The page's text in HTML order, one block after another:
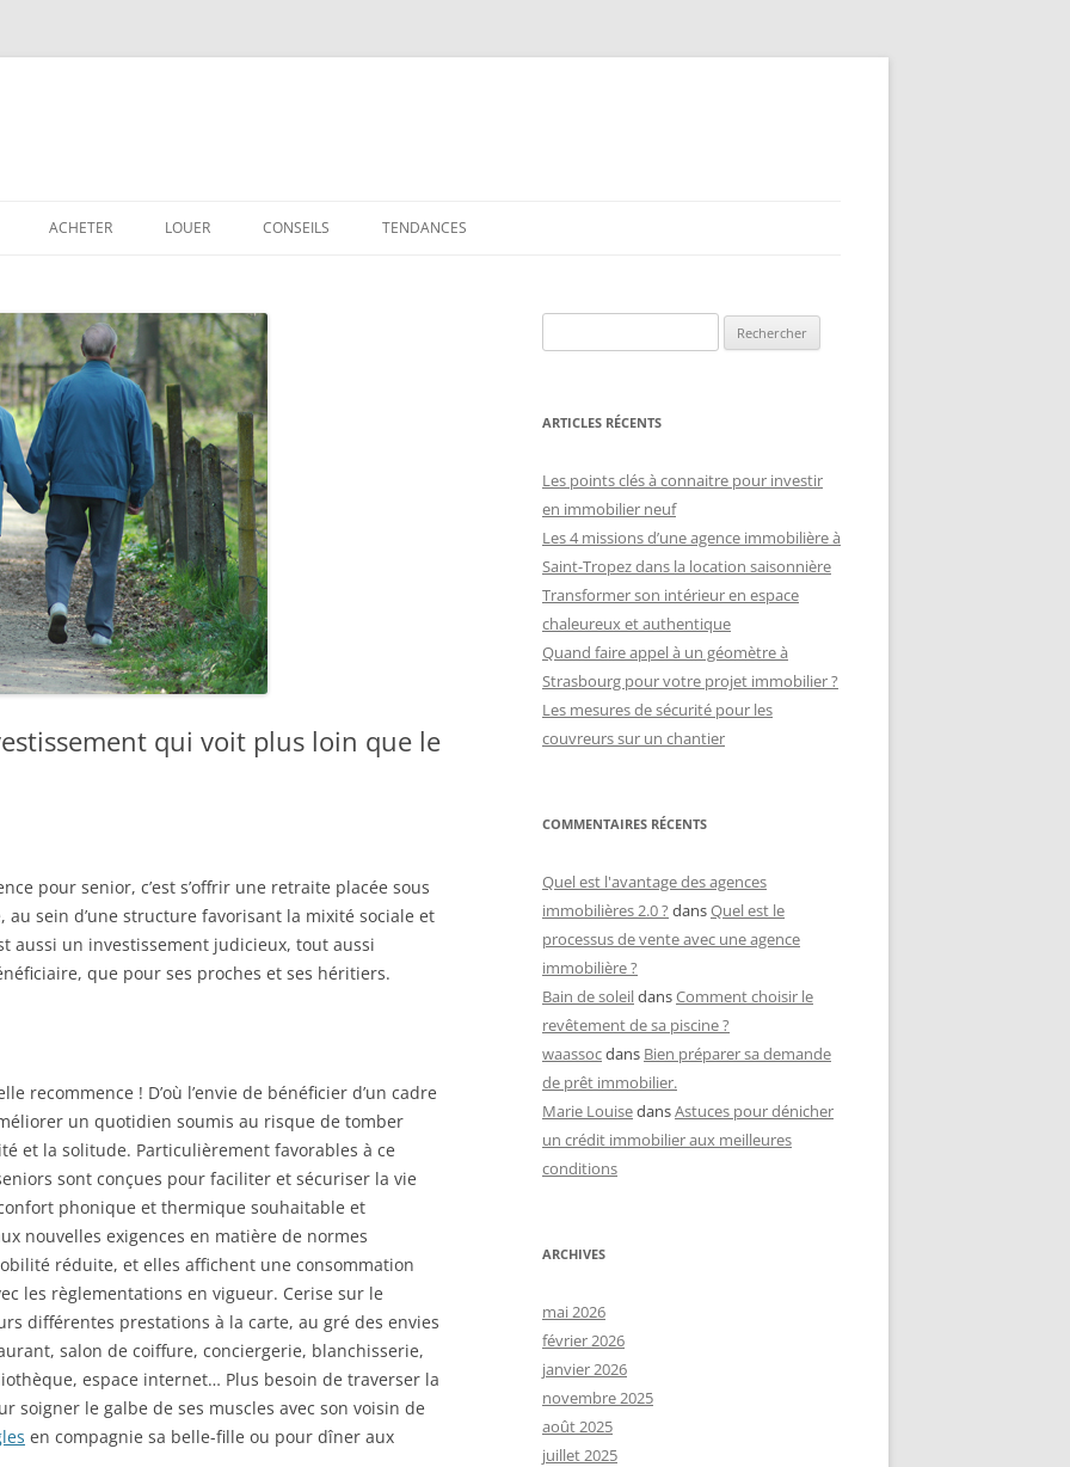
ACHETER LOUER CONSEILS TENDANCES
qui voit plus loin que le
pour senior, c’est s’offrir une retraite placée sous
au sein d’une structure favorisant la mixité sociale et
aussi un investissement judicieux, tout aussi
que pour ses proches et ses héritiers.
recommence ! D’où l’envie de bénéficier d’un cadre
un quotidien soumis au risque de tomber
et la solitude. Particulièrement favorables à ce
sont conçues pour faciliter et sécuriser la vie
phonique et thermique souhaitable et
nouvelles exigences en matière de normes
réduite, et elles affichent une consommation
les règlementations en vigueur. Cerise sur le
différentes prestations à la carte, au gré des envies
salon de coiffure, conciergerie, blanchisserie,
espace internet… Plus besoin de traverser la
soigner le galbe de ses muscles avec son voisin de
en compagnie sa belle-fille ou pour dîner aux
ARTICLES RÉCENTS
Les points clés à connaitre pour investir
en immobilier neuf
Les 4 missions d’une agence immobilière à
Saint-Tropez dans la location saisonnière
Transformer son intérieur en espace
chaleureux et authentique
Quand faire appel à un géomètre à
Strasbourg pour votre projet immobilier ?
Les mesures de sécurité pour les
couvreurs sur un chantier
COMMENTAIRES RÉCENTS
Quel est l'avantage des agences
immobilières 2.0 ? dansQuel est le
processus de vente avec une agence
immobilière ?
Bain de soleildansComment choisir le
revêtement de sa piscine ?
waassocdans Bien préparer sa demande
de prêt immobilier.
Marie LouisedansAstuces pour dénicher
un crédit immobilier aux meilleures
conditions
ARCHIVES
mai 2026
février 2026
janvier 2026
novembre 2025
août 2025
juillet 2025